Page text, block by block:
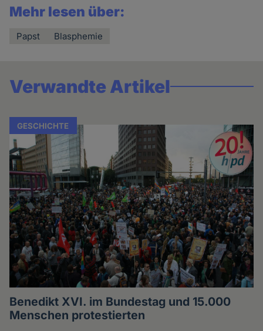
Mehr lesen über:
Papst Blasphemie
Verwandte Artikel
GESCHICHTE
Benedikt XVI. im Bundestag und 15.000
Menschen protestierten